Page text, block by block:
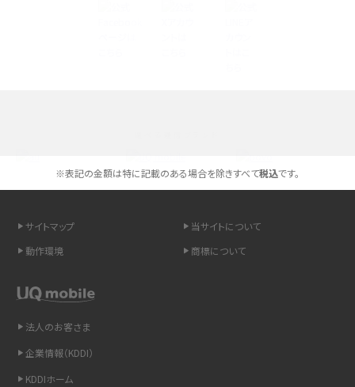
LINEの通知がこない時の原因と対処法9選！設定の確認手順も解説
非通知設定とは？184で電話をかける方法やiPhone・Androidの設定を解説
iCloudの使用容量を減らす9つの方法！使用状況の確認手順も紹介
※表記の金額は特に記載のある場合を除きすべて税込です。
サイトマップ
当サイトについて
動作環境
商標について
法人のお客さま
企業情報（KDDI）
KDDIホーム